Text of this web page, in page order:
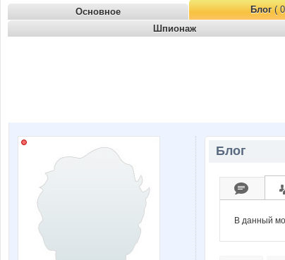
Основное Блог(
Шпионаж
Блог
В данный